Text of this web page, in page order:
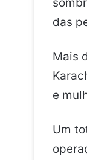
das
Mais
e
Um